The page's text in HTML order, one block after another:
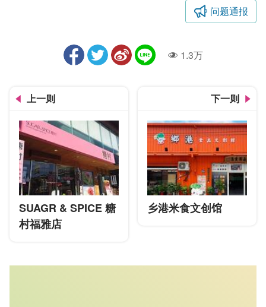
问题通报
人气1.3万
上一则
SUAGR & SPICE 糖
村福雅店
下一则
乡港米食文创馆